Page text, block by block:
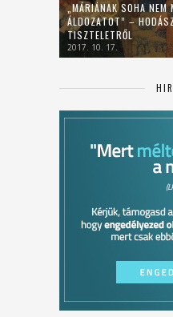
„MÁRIÁNAK SOHA
ÁLDOZATOT” –
TISZTELETRŐL
2017. 10. 17.